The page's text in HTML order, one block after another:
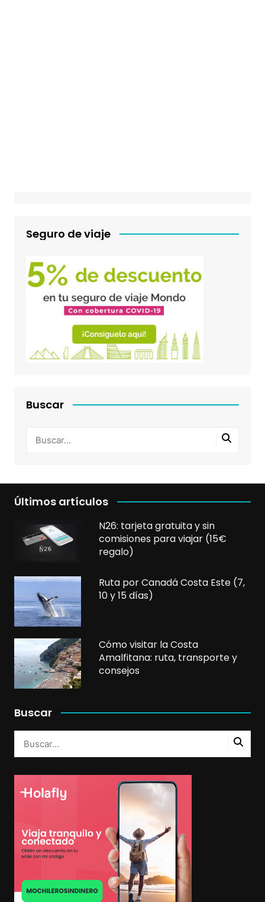
Seguro de viaje
Buscar
Últimos artículos
N26: tarjeta gratuita y sin
comisiones para viajar (15€
regalo)
Ruta por Canadá Costa Este (7,
10 y 15 días)
Cómo visitar la Costa
Amalfitana: ruta, transporte y
consejos
Buscar